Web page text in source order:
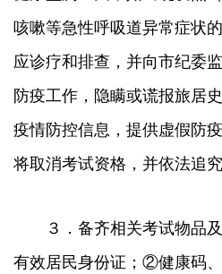
咳嗽等急性呼吸道异常症状
应诊疗和排查，并向市纪委
防疫工作，隐瞒或谎报旅居
疫情防控信息，提供虚假防
将取消考试资格，并依法追究
３．备齐相关考试物品
有效居民身份证；②健康码